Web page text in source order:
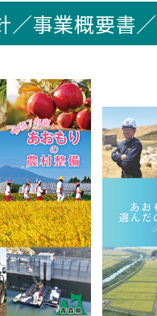
事業概要書